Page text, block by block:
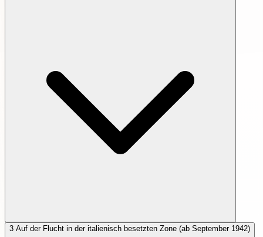
3 Auf der Flucht in der italienisch besetzten Zone (ab September 1942)